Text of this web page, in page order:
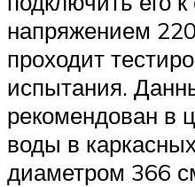
напряжением
проходит
испытания.
рекомендован в
воды в
диаметром 366